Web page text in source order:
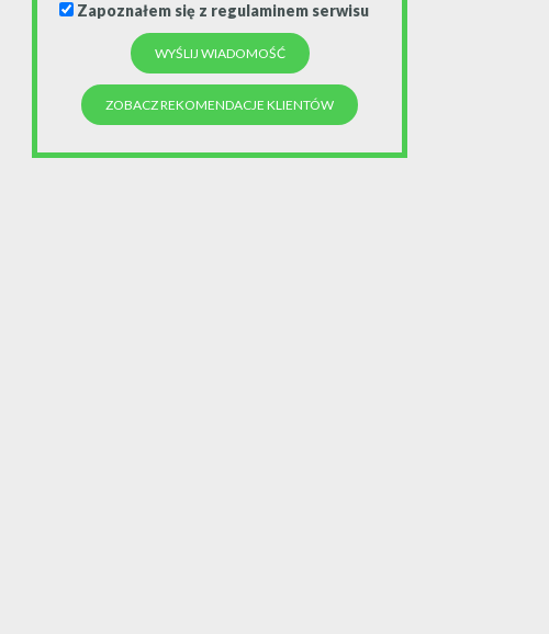
Zapoznałem się z regulaminem serwisu
ZOBACZ REKOMENDACJE KLIENTÓW